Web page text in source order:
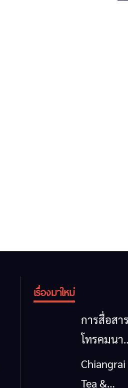
เรื่องมาใหม่
การสื่อสาร
โทรคมนาค
กรณีภัย
พิบัติ
Chiangrai
Tea &